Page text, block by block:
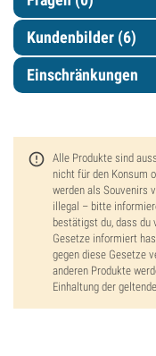
Kundenbilder (6)
Einschränkungen
Alle Produkte sind
nicht für den Konsum
werden als Souvenirs
illegal – bitte
bestätigst du, dass
Gesetze informiert
gegen diese Gesetze
anderen Produkte
Einhaltung der